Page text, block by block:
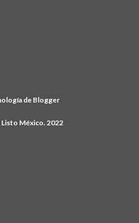
de Blogger
Listo México. 2022